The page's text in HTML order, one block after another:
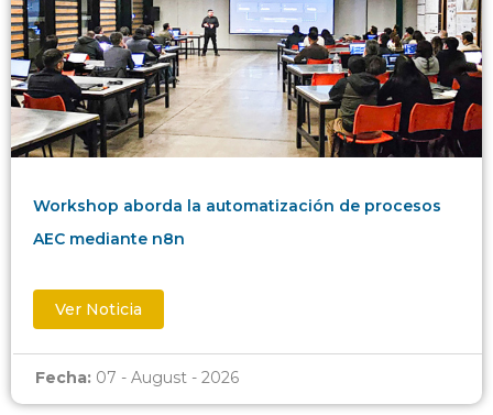
Workshop aborda la automatización de procesos
AEC mediante n8n
Ver Noticia
Fecha: 07 - August - 2026